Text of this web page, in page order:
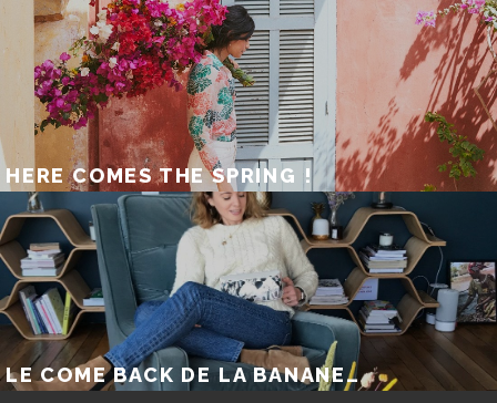
HERE COMES THE SPRING !
LE COME BACK DE LA BANANE…